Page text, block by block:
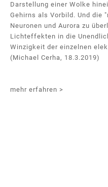
Darstellung einer Wolke
Gehirns als Vorbild. Und die
Neuronen und Aurora zu
Lichteffekten in die
Winzigkeit der einzelnen
(Michael Cerha, 18.3.2019)
mehr erfahren >